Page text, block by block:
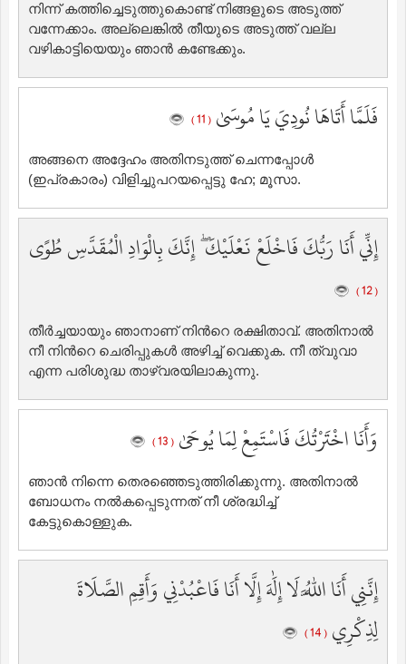
നിന്ന് കത്തിച്ചെടുത്തുകൊണ്ട് നിങ്ങളുടെ അടുത്ത്
വന്നേക്കാം. അല്ലെങ്കില്‍ തീയുടെ അടുത്ത് വല്ല
വഴികാട്ടിയെയും ഞാന്‍ കണ്ടേക്കും.
فَلَمَّا أَتَاهَا نُودِيَ يَا مُوسَىٰ ( 11 )
അങ്ങനെ അദ്ദേഹം അതിനടുത്ത് ചെന്നപ്പോള്‍
(ഇപ്രകാരം) വിളിച്ചുപറയപ്പെട്ടു ഹേ; മൂസാ.
إِنِّي أَنَا رَبُّكَ فَاخْلَعْ نَعْلَيْكَ ۖ إِنَّكَ بِالْوَادِ الْمُقَدَّسِ طُوًى
( 12 )
തീര്‍ച്ചയായും ഞാനാണ് നിന്‍റെ രക്ഷിതാവ്‌. അതിനാല്‍
നീ നിന്‍റെ ചെരിപ്പുകള്‍ അഴിച്ച് വെക്കുക. നീ ത്വുവാ
എന്ന പരിശുദ്ധ താഴ്‌വരയിലാകുന്നു.
وَأَنَا اخْتَرْتُكَ فَاسْتَمِعْ لِمَا يُوحَىٰ ( 13 )
ഞാന്‍ നിന്നെ തെരഞ്ഞെടുത്തിരിക്കുന്നു. അതിനാല്‍
ബോധനം നല്‍കപ്പെടുന്നത് നീ ശ്രദ്ധിച്ച്
കേട്ടുകൊള്ളുക.
إِنَّنِي أَنَا اللَّهُ لَا إِلَٰهَ إِلَّا أَنَا فَاعْبُدْنِي وَأَقِمِ الصَّلَاةَ
لِذِكْرِي ( 14 )